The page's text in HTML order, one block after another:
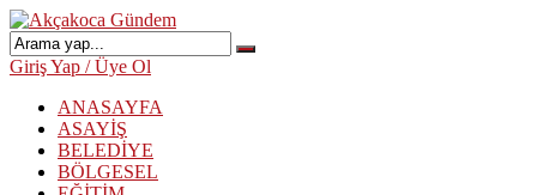
Giriş Yap / Üye Ol
ANASAYFA
ASAYİŞ
BELEDİYE
BÖLGESEL